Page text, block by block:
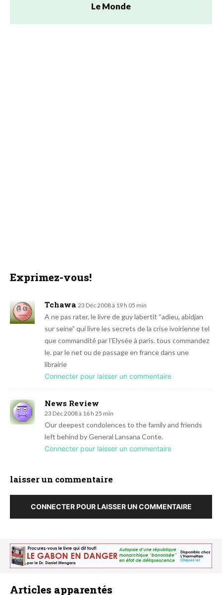
Le Monde
Exprimez-vous!
Tchawa 23 Déc 2008 à 19 h 05 min
A ne pas rater, le livre de guy labertit “adieu, abidjan
sur seine” qui livre les secrets de la crise ivoirienne tel
que commandité par l’Elysée à paris. tous commandez
le. par le net ou de passage en france dans une
librairie
Connecter pour laisser un commentaire
News Review
23 Déc 2008 à 16 h 25 min
Our deepest condolences to the family and friends
left behind by General Lansana Conte.
Connecter pour laisser un commentaire
laisser un commentaire
CONNECTER POUR LAISSER UN COMMENTAIRE
Articles apparentés